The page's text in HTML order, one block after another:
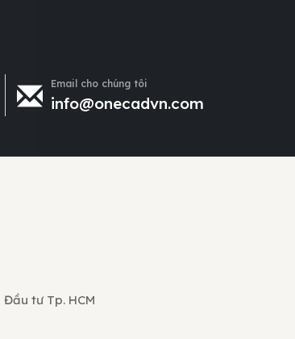
Email cho chúng tôi
info@onecadvn.com
tư Tp. HCM